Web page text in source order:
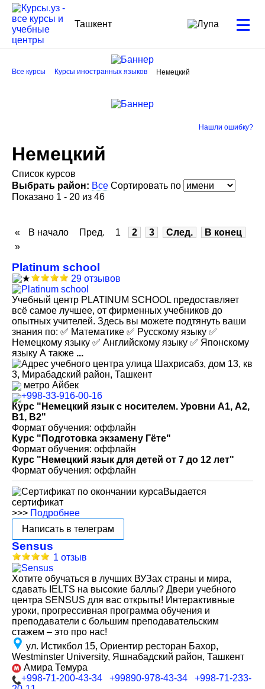
Ташкент
Все курсы Курсы иностранных языков Немецкий
Нашли ошибку?
Немецкий
Список курсов
Выбрать район: Все Сортировать по
Показано 1 - 20 из 46
« В начало Пред. 1 2 3 След.
В конец
»
Platinum school
29 отзывов
Учебный центр PLATINUM SCHOOL предоставляет
всё самое лучшее, от фирменных учебников до
опытных учителей. Здесь вы можете подтянуть ваши
знания по: ✅ Математике ✅ Русскому языку ✅
Немецкому языку ✅ Английскому языку ✅ Японскому
языку А также ...
улица Шахрисабз, дом 13, кв
3, Мирабадский район, Ташкент
метро Айбек
+998-33-916-00-16
Курс "Немецкий язык с носителем. Уровни А1, А2,
В1, В2"
Формат обучения: оффлайн
Курс "Подготовка экзамену Гёте"
Формат обучения: оффлайн
Курс "Немецкий язык для детей от 7 до 12 лет"
Формат обучения: оффлайн
Выдается
сертификат
>>> Подробнее
Написать в телеграм
Sensus
1 отзыв
Хотите обучаться в лучших ВУЗах страны и мира,
сдавать IELTS на высокие баллы? Двери учебного
центра SENSUS для вас открыты! Интерактивные
уроки, прогрессивная программа обучения и
преподаватели с большим преподавательским
стажем – это про нас!
ул. Истикбол 15, Ориентир ресторан Бахор,
Westminster University, Яшнабадский район, Ташкент
Амира Темура
+998-71-200-43-34
+99890-978-43-34
+998-71-233-